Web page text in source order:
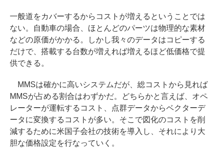
一般道をカバーするからコストが増えるということでは
ない。自動車の場合、ほとんどのパーツは物理的な素材
などの原価がかかる。しかし我々のデータはコピーする
だけで、搭載する台数が増えれば増えるほど低価格で提
供できる。
MMSは確かに高いシステムだが、総コストから見れば
MMSが占める割合はわずかだ。どちらかと言えば、オペ
レーターが運転するコスト、点群データからベクターデ
ータに変換するコストが多い。そこで図化のコストを削
減するために米国子会社の技術を導入し、それにより大
胆な価格設定を行なっていく。